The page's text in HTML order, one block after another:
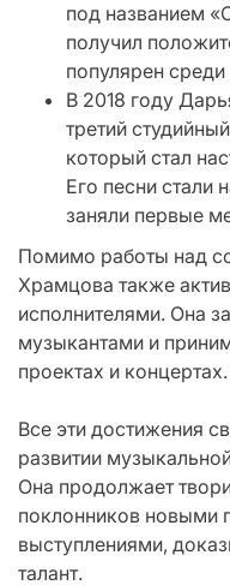
под названием
получил
популярен
В 2018 году
третий
который стал
Его песни стали
заняли первые
Помимо работы над
Храмцова также
исполнителями. Она
музыкантами и
проектах и концертах.
Все эти достижения
развитии
Она продолжает
поклонников новыми
выступлениями,
талант.